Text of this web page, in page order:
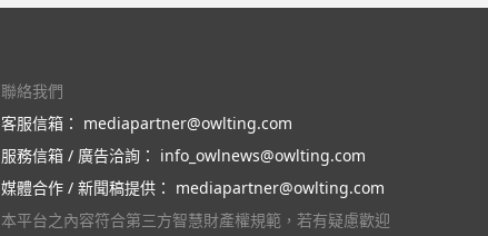
聯絡我們
客服信箱： mediapartner@owlting.com
服務信箱 / 廣告洽詢： info_owlnews@owlting.com
媒體合作 / 新聞稿提供： mediapartner@owlting.com
本平台之內容符合第三方智慧財產權規範，若有疑慮歡迎